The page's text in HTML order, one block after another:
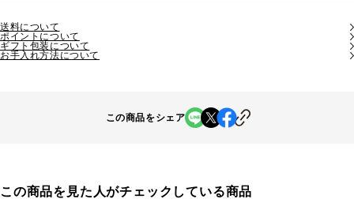
送料について
ポイントについて
ギフト包装について
お手入れ方法について
この商品をシェア
この商品を見た人がチェックしている商品